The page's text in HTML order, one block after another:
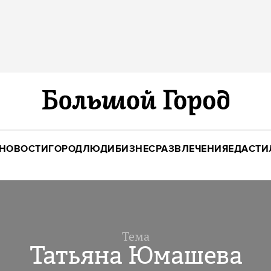
ГОРОДЛЮДИБИЗНЕСРАЗВЛЕЧЕНИЯЕДА
Тема
Татьяна Юмашева